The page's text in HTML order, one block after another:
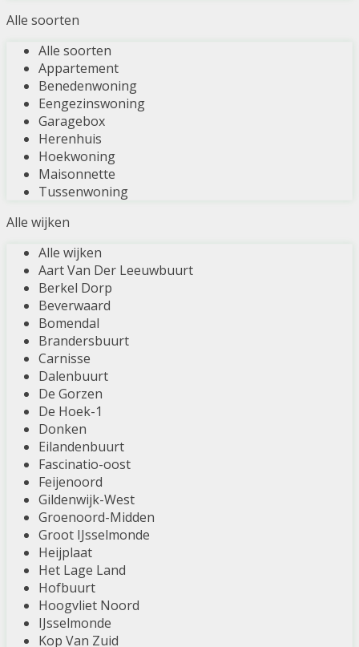
Alle soorten
Alle soorten
Appartement
Benedenwoning
Eengezinswoning
Garagebox
Herenhuis
Hoekwoning
Maisonnette
Tussenwoning
Alle wijken
Alle wijken
Aart Van Der Leeuwbuurt
Berkel Dorp
Beverwaard
Bomendal
Brandersbuurt
Carnisse
Dalenbuurt
De Gorzen
De Hoek-1
Donken
Eilandenbuurt
Fascinatio-oost
Feijenoord
Gildenwijk-West
Groenoord-Midden
Groot IJsselmonde
Heijplaat
Het Lage Land
Hofbuurt
Hoogvliet Noord
IJsselmonde
Kop Van Zuid